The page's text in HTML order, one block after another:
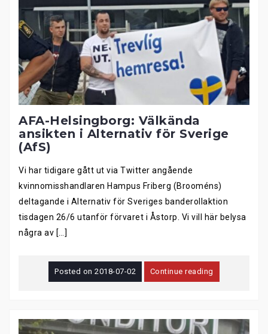
AFA-Helsingborg: Välkända
ansikten i Alternativ för Sverige
(AfS)
Vi har tidigare gått ut via Twitter angående
kvinnomisshandlaren Hampus Friberg (Brooméns)
deltagande i Alternativ för Sveriges banderollaktion
tisdagen 26/6 utanför förvaret i Åstorp. Vi vill här belysa
några av […]
Posted on2018-07-02 Continue reading